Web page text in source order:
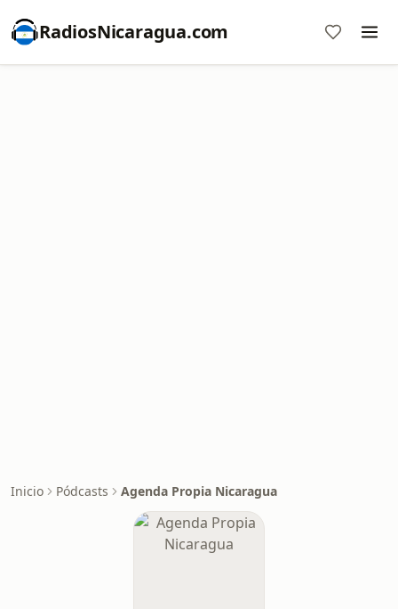
RadiosNicaragua.com
Inicio Pódcasts Agenda Propia Nicaragua